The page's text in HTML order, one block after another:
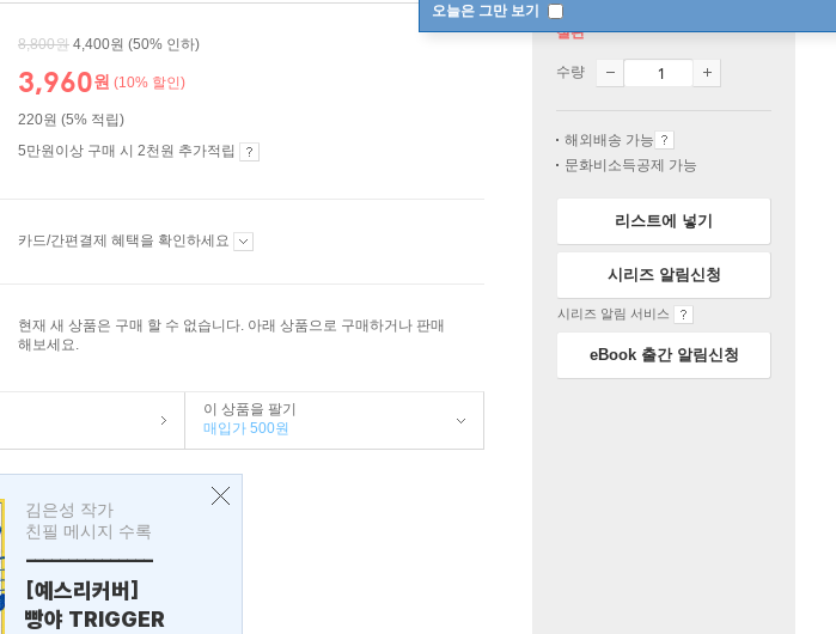
오늘은 그만 보기
8,800원 4,400원 (50% 인하)
3,960원 (10% 할인)
220원 (5% 적립)
5만원이상 구매 시 2천원 추가적립
카드/간편결제 혜택을 확인하세요
현재 새 상품은 구매 할 수 없습니다. 아래 상품으로 구매하거나 판매
해보세요.
이 상품을 팔기
매입가 500원
김은성 작가
친필 메시지 수록
---------------
[예스리커버]
빵야 TRIGGER
절판
수량
해외배송 가능
문화비소득공제 가능
리스트에 넣기
시리즈 알림신청
시리즈 알림 서비스
eBook 출간 알림신청